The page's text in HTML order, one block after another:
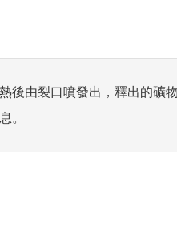
後由裂口噴發出，釋出的礦
。